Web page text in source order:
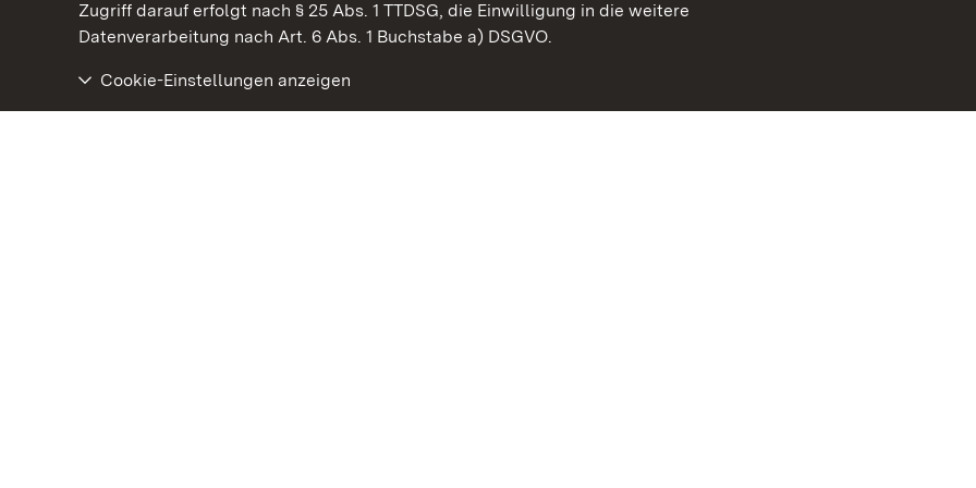
Zugriff darauf erfolgt nach § 25 Abs. 1 TTDSG, die Einwilligung in die weitere
Datenverarbeitung nach Art. 6 Abs. 1 Buchstabe a) DSGVO.
Cookie-Einstellungen anzeigen
Kommen. Staunen. Genießen.